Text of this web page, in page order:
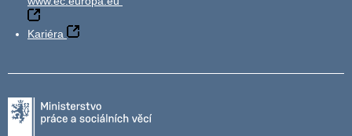
Kariéra